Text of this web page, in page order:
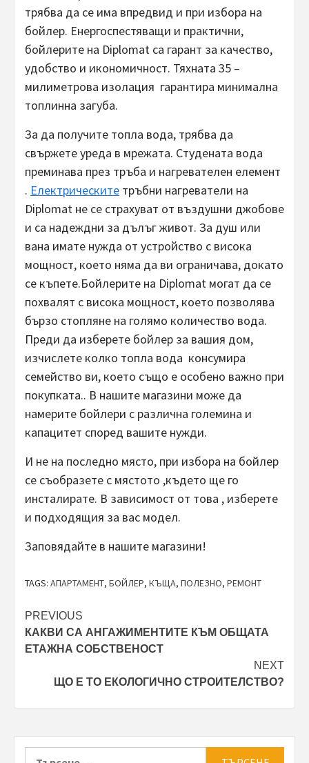
трябва да се има впредвид и при избора на
бойлер. Енергоспестяващи и практични,
бойлерите на Diplomat са гарант за качество,
удобство и икономичност. Тяхната 35 –
милиметрова изолация гарантира минимална
топлинна загуба.
За да получите топла вода, трябва да
свържете уреда в мрежата. Студената вода
преминава през тръба и нагревателен елемент
. Електрическите тръбни нагреватели на
Diplomat не се страхуват от въздушни джобове
и са надеждни за дълъг живот. За душ или
вана имате нужда от устройство с висока
мощност, което няма да ви ограничава, докато
се къпете.Бойлерите на Diplomat могат да се
похвалят с висока мощност, което позволява
бързо стопляне на голямо количество вода.
Преди да изберете бойлер за вашия дом,
изчислете колко топла вода консумира
семейство ви, което също е особено важно при
покупката.. В нашите магазини може да
намерите бойлери с различна големина и
капацитет според вашите нужди.
И не на последно място, при избора на бойлер
се съобразете с мястото ,където ще го
инсталирате. В зависимост от това , изберете
и подходящия за вас модел.
Заповядайте в нашите магазини!
TAGS: АПАРТАМЕНТ, БОЙЛЕР, КЪЩА, ПОЛЕЗНО, РЕМОНТ
Post
navigation
PREVIOUS
КАКВИ СА АНГАЖИМЕНТИТЕ КЪМ ОБЩАТА
ЕТАЖНА СОБСТВЕНОСТ
NEXT
ЩО Е ТО ЕКОЛОГИЧНО СТРОИТЕЛСТВО?